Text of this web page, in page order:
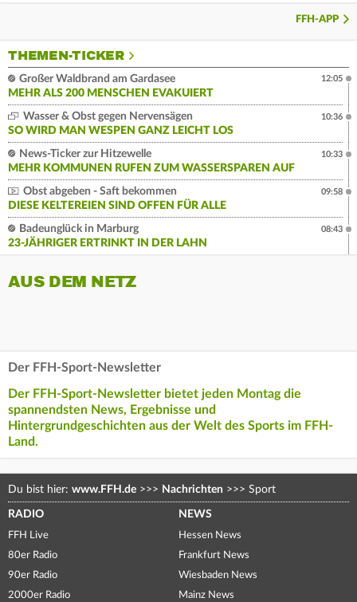
FFH-APP
THEMEN-TICKER
Großer Waldbrand am Gardasee
MEHR ALS 200 MENSCHEN EVAKUIERT
12:05
Wasser & Obst gegen Nervensägen
SO WIRD MAN WESPEN GANZ LEICHT LOS
10:36
News-Ticker zur Hitzewelle
MEHR KOMMUNEN RUFEN ZUM WASSERSPAREN AUF
10:33
Obst abgeben - Saft bekommen
DIESE KELTEREIEN SIND OFFEN FÜR ALLE
09:58
Badeunglück in Marburg
23-JÄHRIGER ERTRINKT IN DER LAHN
08:43
AUS DEM NETZ
Der FFH-Sport-Newsletter
Der FFH-Sport-Newsletter bietet jeden Montag die
spannendsten News, Ergebnisse und
Hintergrundgeschichten aus der Welt des Sports im FFH-
Land.
Du bist hier: www.FFH.de >>> Nachrichten >>> Sport
RADIO
FFH Live
80er Radio
90er Radio
2000er Radio
NEWS
Hessen News
Frankfurt News
Wiesbaden News
Mainz News